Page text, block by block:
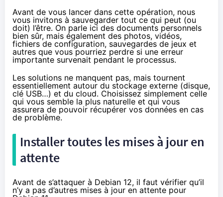
Avant de vous lancer dans cette opération, nous
vous invitons à sauvegarder tout ce qui peut (ou
doit) l’être. On parle ici des documents personnels
bien sûr, mais également des photos, vidéos,
fichiers de configuration, sauvegardes de jeux et
autres que vous pourriez perdre si une erreur
importante survenait pendant le processus.
Les solutions ne manquent pas, mais tournent
essentiellement autour du stockage externe (disque,
clé USB…) et du cloud. Choisissez simplement celle
qui vous semble la plus naturelle et qui vous
assurera de pouvoir récupérer vos données en cas
de problème.
Installer toutes les mises à jour en
attente
Avant de s’attaquer à Debian 12, il faut vérifier qu’il
n’y a pas d’autres mises à jour en attente pour